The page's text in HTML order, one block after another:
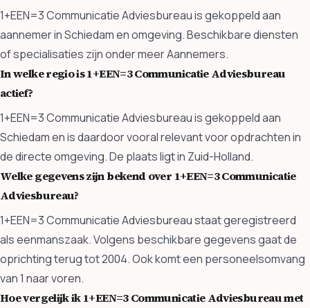
1+EEN=3 Communicatie Adviesbureau is gekoppeld aan
aannemer in Schiedam en omgeving. Beschikbare diensten
of specialisaties zijn onder meer Aannemers.
In welke regio is 1+EEN=3 Communicatie Adviesbureau
actief?
1+EEN=3 Communicatie Adviesbureau is gekoppeld aan
Schiedam en is daardoor vooral relevant voor opdrachten in
de directe omgeving. De plaats ligt in Zuid-Holland.
Welke gegevens zijn bekend over 1+EEN=3 Communicatie
Adviesbureau?
1+EEN=3 Communicatie Adviesbureau staat geregistreerd
als eenmanszaak. Volgens beschikbare gegevens gaat de
oprichting terug tot 2004. Ook komt een personeelsomvang
van 1 naar voren.
Hoe vergelijk ik 1+EEN=3 Communicatie Adviesbureau met